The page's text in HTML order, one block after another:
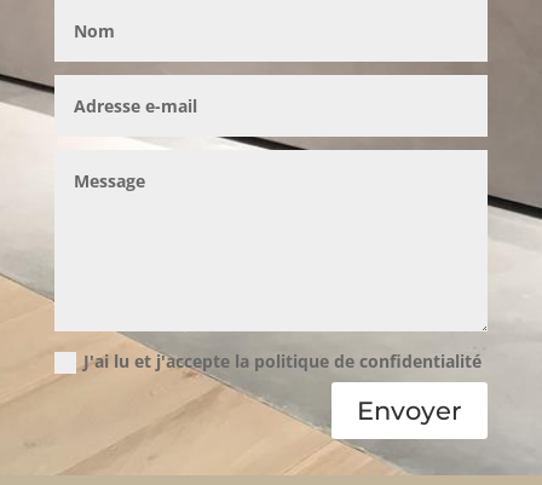
J'ai lu et j'accepte la politique de confidentialité
Envoyer